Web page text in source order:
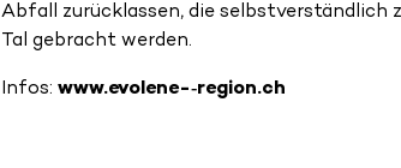
Abfall zurücklassen, die selbstverständlich
Tal gebracht werden.
Infos: www.evolene-­‐region.ch